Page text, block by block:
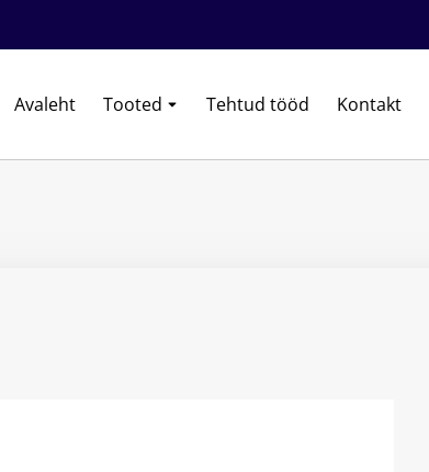
Avaleht Tooted Tehtud tööd Kontakt